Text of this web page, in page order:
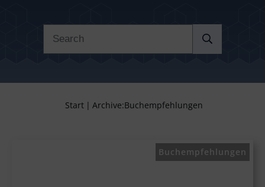
Start | Archive:Buchempfehlungen
Buchempfehlungen